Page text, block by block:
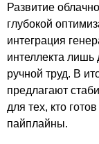
Развитие
глубокой
интеграция
интеллекта лишь
ручной труд. В
предлагают
для тех, кто
пайплайны.